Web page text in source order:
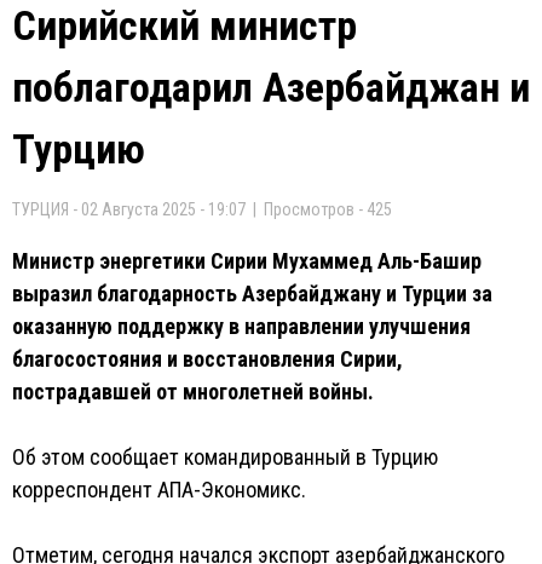
Сирийский министр
поблагодарил Азербайджан и
Турцию
ТУРЦИЯ - 02 Августа 2025 - 19:07 | Просмотров - 425
Министр энергетики Сирии Мухаммед Аль-Башир
выразил благодарность Азербайджану и Турции за
оказанную поддержку в направлении улучшения
благосостояния и восстановления Сирии,
пострадавшей от многолетней войны.
Об этом сообщает командированный в Турцию
корреспондент АПА-Экономикс.
Отметим, сегодня начался экспорт азербайджанского